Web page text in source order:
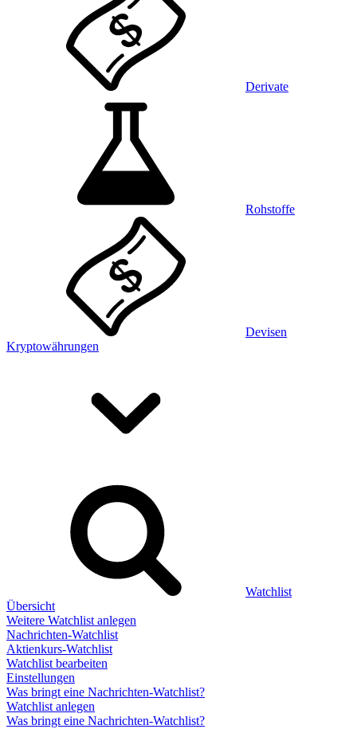
Derivate
Rohstoffe
Devisen
Kryptowährungen
Watchlist
Übersicht
Weitere Watchlist anlegen
Nachrichten-Watchlist
Aktienkurs-Watchlist
Watchlist bearbeiten
Einstellungen
Was bringt eine Nachrichten-Watchlist?
Watchlist anlegen
Was bringt eine Nachrichten-Watchlist?